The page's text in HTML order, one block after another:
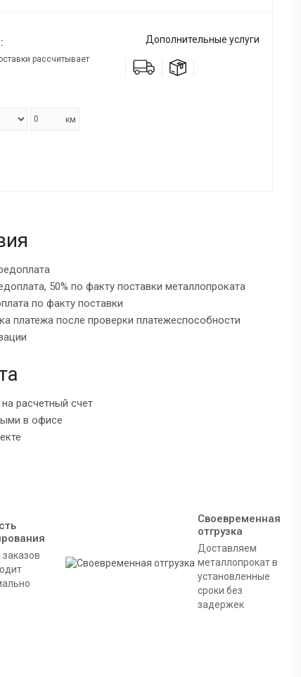
рассчитывает
км
Дополнительные услуги
50% по факту поставки металлопроката
по факту поставки
платежа после проверки платежеспособности
расчетный счет
в офисе
Своевременная
отгрузка
Доставляем
металлопрокат в
установленные
сроки без
задержек